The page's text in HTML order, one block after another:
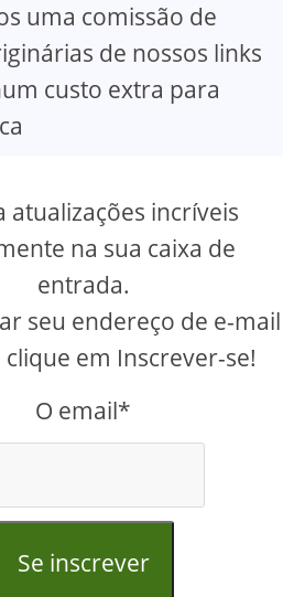
uma comissão de
de nossos links
custo extra para
atualizações incríveis
na sua caixa de
entrada.
seu endereço de e-mail
clique em Inscrever-se!
O email*
Se inscrever